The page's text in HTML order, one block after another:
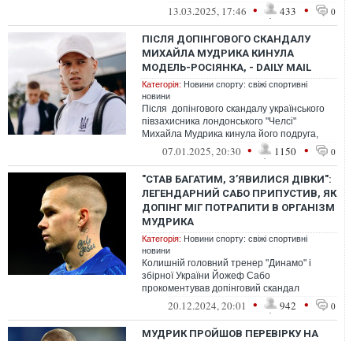
лондонського "Челсі" Михайла Мудр...
13.03.2025, 17:46 • 433 • 0
ПІСЛЯ ДОПІНГОВОГО СКАНДАЛУ
МИХАЙЛА МУДРИКА КИНУЛА
МОДЕЛЬ-РОСІЯНКА, - DAILY MAIL
Категорія: Новини спорту: свіжі спортивні
новини
Після допінгового скандалу українського
півзахисника лондонського "Челсі"
Михайла Мудрика кинула його подруга,
російська модель Віолетта Грачова (Бер...
07.01.2025, 20:30 • 1150 • 0
"СТАВ БАГАТИМ, З’ЯВИЛИСЯ ДІВКИ":
ЛЕГЕНДАРНИЙ САБО ПРИПУСТИВ, ЯК
ДОПІНГ МІГ ПОТРАПИТИ В ОРГАНІЗМ
МУДРИКА
Категорія: Новини спорту: свіжі спортивні
новини
Колишній головний тренер "Динамо" і
збірної України Йожеф Сабо
прокоментував допінговий скандал
навколо українського вінгера "Челсі"
Михайла Мудрика
20.12.2024, 20:01 • 942 • 0
МУДРИК ПРОЙШОВ ПЕРЕВІРКУ НА